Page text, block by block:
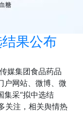
果公布
媒集团食品药品
户网站、微博、微
集采“拟中选结
关注，相关舆情热